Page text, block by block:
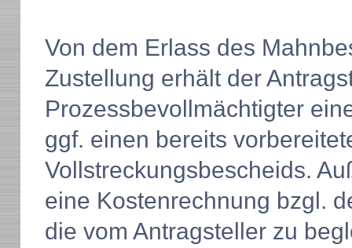
Von dem Erlass des
Zustellung erhält der
Prozessbevollmächtigter
ggf. einen bereits
Vollstreckungsbescheids.
eine Kostenrechnung bzgl.
die vom Antragsteller zu